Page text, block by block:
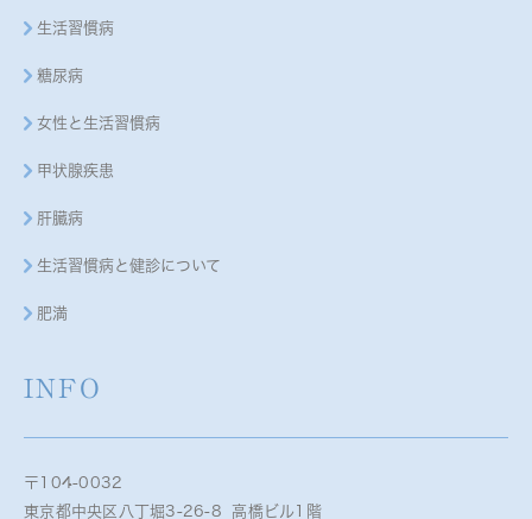
生活習慣病
糖尿病
女性と生活習慣病
甲状腺疾患
肝臓病
生活習慣病と健診について
肥満
INFO
〒104-0032
東京都中央区八丁堀3-26-8 高橋ビル1階